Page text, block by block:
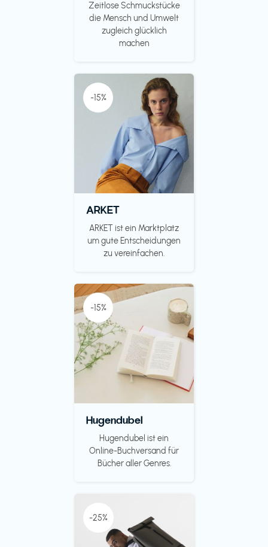
Zeitlose Schmuckstücke
die Mensch und Umwelt
zugleich glücklich
machen
-15%
ARKET
ARKET ist ein Marktplatz
um gute Entscheidungen
zu vereinfachen.
-15%
Hugendubel
Hugendubel ist ein
Online-Buchversand für
Bücher aller Genres.
-25%